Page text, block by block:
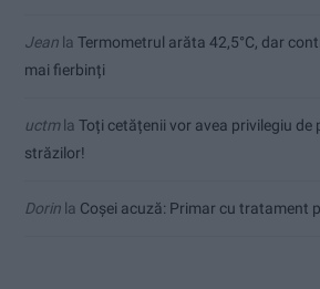
Jean la Termometrul arăta 42,5°C, dar
mai fierbinți
uctmla Toți cetățenii vor avea privilegiu de
străzilor!
Dorin la Coșei acuză: Primar cu tratament